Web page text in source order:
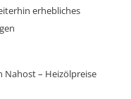
erhebliches
Nahost – Heizölpreise